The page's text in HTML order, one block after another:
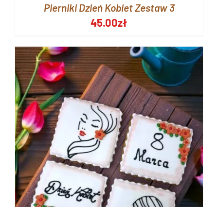
Pierniki Dzień Kobiet Zestaw 3
45.00zł